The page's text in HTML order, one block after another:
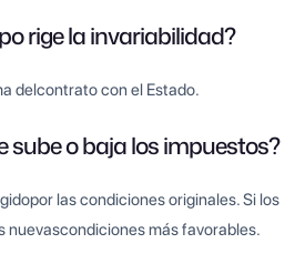
rige la invariabilidad?
delcontrato con el Estado.
sube o baja los impuestos?
las condiciones originales. Si los
nuevascondiciones más favorables.